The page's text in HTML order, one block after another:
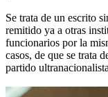
Se trata de un escrito
remitido ya a otras
funcionarios por la
casos, de que se trata
partido